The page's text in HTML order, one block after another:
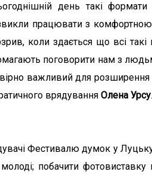
день такі формати
працювати з
коли здається що всі такі
поговорити нам з
важливий для розширення
врядування Олена Урсу.
Фестивалю думок у
молоді; побачити